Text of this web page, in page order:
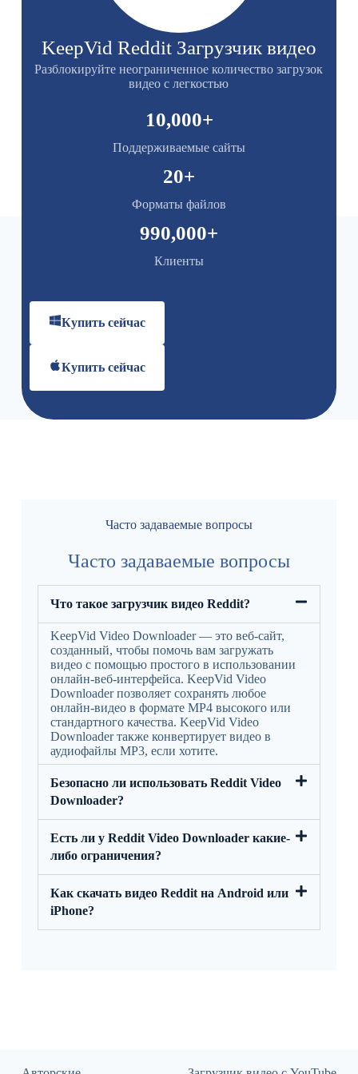
KeepVid Reddit Загрузчик видео
Разблокируйте неограниченное количество загрузок
видео с легкостью
Поддерживаемые сайты
10,000+
Форматы файлов
20+
Клиенты
990,000+
Купить сейчас
Купить сейчас
Часто задаваемые вопросы
Часто задаваемые вопросы
Что такое загрузчик видео Reddit?
KeepVid Video Downloader — это веб-сайт,
созданный, чтобы помочь вам загружать
видео с помощью простого в использовании
онлайн-веб-интерфейса. KeepVid Video
Downloader позволяет сохранять любое
онлайн-видео в формате MP4 высокого или
стандартного качества. KeepVid Video
Downloader также конвертирует видео в
аудиофайлы MP3, если хотите.
Безопасно ли использовать Reddit Video
Downloader?
Есть ли у Reddit Video Downloader какие-
либо ограничения?
Как скачать видео Reddit на Android или
iPhone?